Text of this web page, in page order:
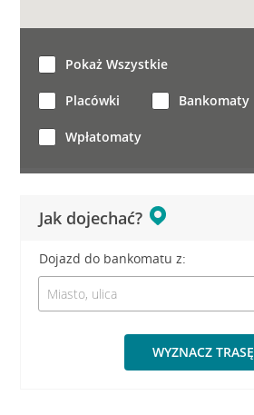
Jak dojechać?
Dojazd do bankomatu z:
WYZNACZ TRASĘ
Pokaż Wszystkie
Placówki Bankomaty
Wpłatomaty